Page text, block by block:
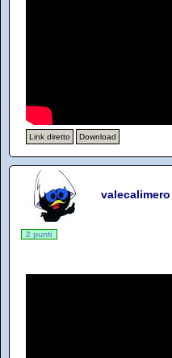
Link diretto Download
valecalimero
2 punti